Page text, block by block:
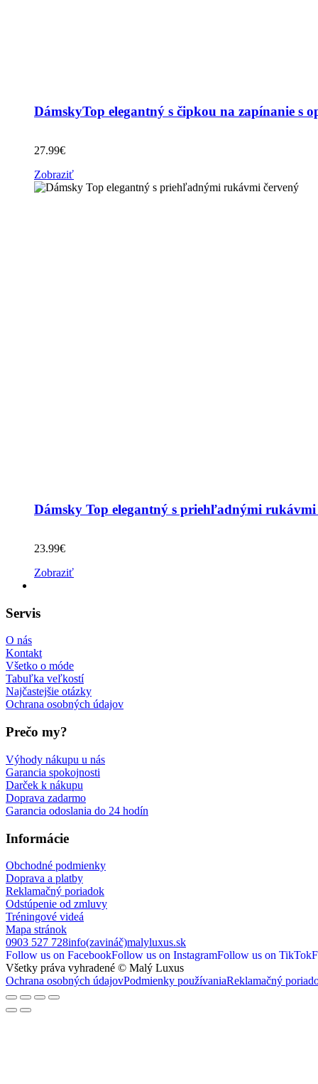
DámskyTop elegantný s čipkou na zapínanie s
27.99€
Zobraziť
Dámsky Top elegantný s priehľadnými rukávmi
23.99€
Zobraziť
Servis
O nás
Kontakt
Všetko o móde
Tabuľka veľkostí
Najčastejšie otázky
Ochrana osobných údajov
Prečo my?
Výhody nákupu u nás
Garancia spokojnosti
Darček k nákupu
Doprava zadarmo
Garancia odoslania do 24 hodín
Informácie
Obchodné podmienky
Doprava a platby
Reklamačný poriadok
Odstúpenie od zmluvy
Tréningové videá
Mapa stránok
0903 527 728info(zavináč)malyluxus.sk
Follow us on FacebookFollow us on InstagramFollow us on TikTok
Všetky práva vyhradené © Malý Luxus
Ochrana osobných údajovPodmienky používaniaReklamačný